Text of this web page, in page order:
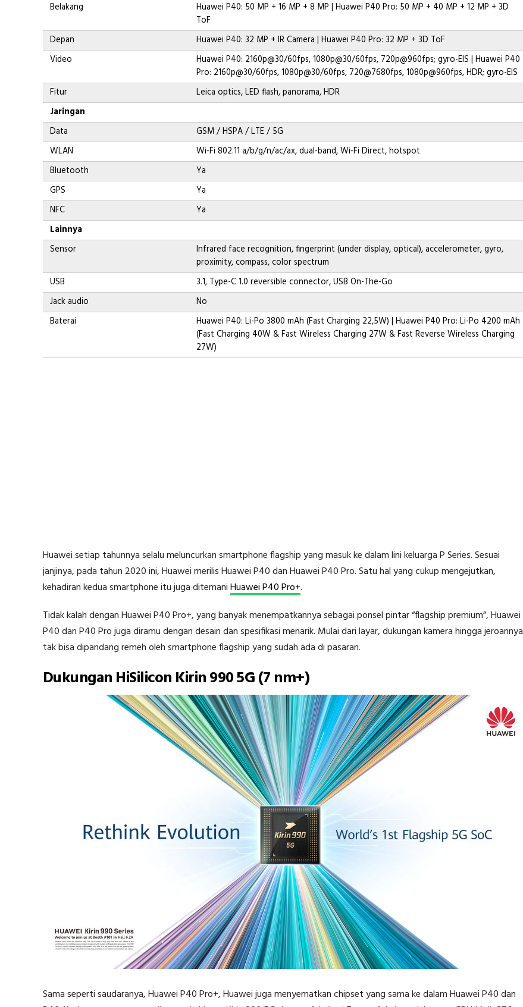
Belakang
Huawei P40: 50 MP + 16 MP + 8 MP | Huawei P40 Pro: 50 MP + 40 MP + 12 MP + 3D
ToF
Depan
Huawei P40: 32 MP + IR Camera | Huawei P40 Pro: 32 MP + 3D ToF
Video
Huawei P40: 2160p@30/60fps, 1080p@30/60fps, 720p@960fps; gyro-EIS | Huawei P40
Pro: 2160p@30/60fps, 1080p@30/60fps, 720@7680fps, 1080p@960fps, HDR; gyro-EIS
Fitur
Leica optics, LED flash, panorama, HDR
Jaringan
Data
GSM / HSPA / LTE / 5G
WLAN
Wi-Fi 802.11 a/b/g/n/ac/ax, dual-band, Wi-Fi Direct, hotspot
Bluetooth
Ya
GPS
Ya
NFC
Ya
Lainnya
Sensor
Infrared face recognition, fingerprint (under display, optical), accelerometer, gyro,
proximity, compass, color spectrum
USB
3.1, Type-C 1.0 reversible connector, USB On-The-Go
Jack audio
No
Baterai
Huawei P40: Li-Po 3800 mAh (Fast Charging 22,5W) | Huawei P40 Pro: Li-Po 4200 mAh
(Fast Charging 40W & Fast Wireless Charging 27W & Fast Reverse Wireless Charging
27W)
Huawei setiap tahunnya selalu meluncurkan smartphone flagship yang masuk ke dalam lini keluarga P Series. Sesuai
janjinya, pada tahun 2020 ini, Huawei merilis Huawei P40 dan Huawei P40 Pro. Satu hal yang cukup mengejutkan,
kehadiran kedua smartphone itu juga ditemaniHuawei P40 Pro+.
Tidak kalah dengan Huawei P40 Pro+, yang banyak menempatkannya sebagai ponsel pintar “flagship premium”, Huawei
P40 dan P40 Pro juga diramu dengan desain dan spesifikasi menarik. Mulai dari layar, dukungan kamera hingga jeroannya
tak bisa dipandang remeh oleh smartphone flagship yang sudah ada di pasaran.
Dukungan HiSilicon Kirin 990 5G (7 nm+)
Sama seperti saudaranya, Huawei P40 Pro+, Huawei juga menyematkan chipset yang sama ke dalam Huawei P40 dan